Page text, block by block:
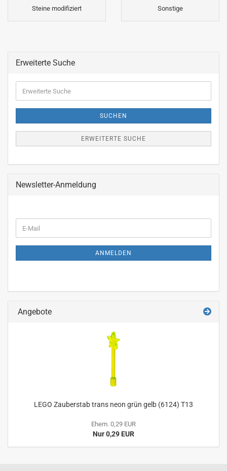
Steine modifiziert Sonstige
Erweiterte Suche
Suche
SUCHEN
ERWEITERTE SUCHE
Newsletter-Anmeldung
ZUR
E-
Mail
ANMELDEN
Angebote
LEGO Zauberstab trans neon grün gelb (6124) T13
Ehem. 0,29 EUR
Nur 0,29 EUR